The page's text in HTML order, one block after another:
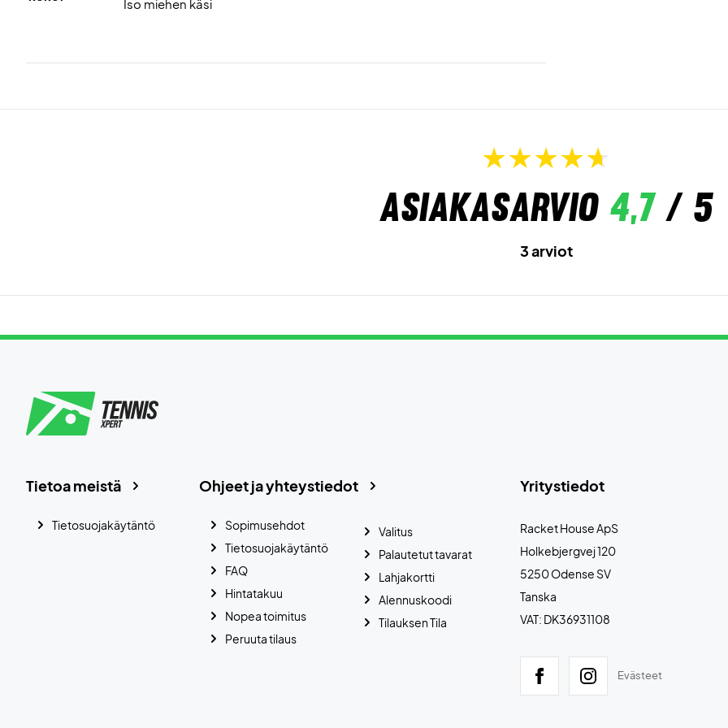
Iso miehen käsi
Asiakasarvio 4,7/ 5
3 arviot
Yritystiedot
Racket House ApS
Holkebjergvej 120
5250 Odense SV
Tanska
VAT: DK36931108
Evästeet
Ohjeet ja yhteystiedot
Sopimusehdot
Tietosuojakäytäntö
FAQ
Hintatakuu
Nopea toimitus
Peruuta tilaus
Valitus
Palautetut tavarat
Lahjakortti
Alennuskoodi
Tilauksen Tila
Tietoa meistä
Tietosuojakäytäntö